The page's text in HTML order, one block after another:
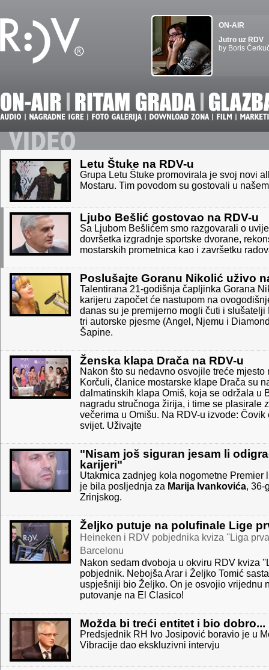
ON-AIR
Jutro uz RDV
by Boris
Letu Štuke na RDV-u
Grupa Letu Štuke promovirala je svoj novi
Mostaru. Tim povodom su gostovali u
Ljubo Bešlić gostovao na RDV-u
Sa Ljubom Bešlićem smo razgovarali o
dovršetka izgradnje sportske dvorane,
mostarskih prometnica kao i završetku
Poslušajte Goranu Nikolić uživo
Talentirana 21-godišnja čapljinka Gorana
karijeru započet će nastupom na
danas su je premijerno mogli čuti i
tri autorske pjesme (Angel, Njemu i
Šapine.
Ženska klapa Drača na RDV-u
Nakon što su nedavno osvojile treće
Korčuli, članice mostarske klape Drača su
dalmatinskih klapa Omiš, koja se održala u
nagradu stručnoga žirija, i time se plasirale
večerima u Omišu. Na RDV-u izvode:
svijet. Uživajte
"Nisam još siguran jesam li
karijeri"
Utakmica zadnjeg kola nogometne
je bila posljednja za Marija Ivankovića, 36-
Zrinjskog.
Željko putuje na polufinale Lige
Heineken i RDV pobjednika kviza ''Liga
Barcelonu
Nakon sedam dvoboja u okviru RDV kviza
pobjednik. Nebojša Arar i Željko Tomić
uspješniji bio Željko. On je osvojio vrijednu
putovanje na El Clasico!
Možda bi treći entitet i bio dobro...
Predsjednik RH Ivo Josipović boravio je u
Vibracije dao ekskluzivni intervju